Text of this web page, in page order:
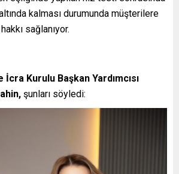
kalması durumunda müşterilere
sağlanıyor.
Kurulu Başkan Yardımcısı
şunları söyledi: